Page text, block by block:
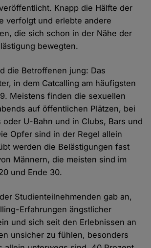
Knapp die Hälfte der
verfolgt und erlebte andere
die sich schon in der Nähe der
bewegten.
die Betroffenen jung: Das
in dem Catcalling am häufigsten
Meistens finden die sexuellen
auf öffentlichen Plätzen, bei
oder U-Bahn und in Clubs, Bars und
Opfer sind in der Regel allein
werden die Belästigungen fast
Männern, die meisten sind im
und Ende 30.
Studienteilnehmenden gab an,
Erfahrungen ängstlicher
und sich seit den Erlebnissen an
unsicher zu fühlen, besonders